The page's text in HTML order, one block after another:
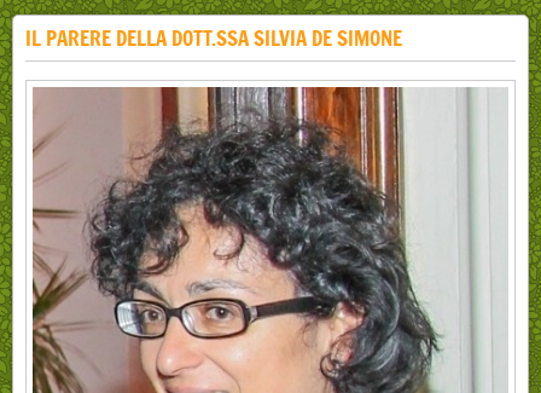
IL PARERE DELLA DOTT.SSA SILVIA DE SIMONE